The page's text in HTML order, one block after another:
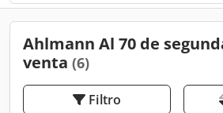
Ahlmann Al 70 de
venta (6)
Filtro